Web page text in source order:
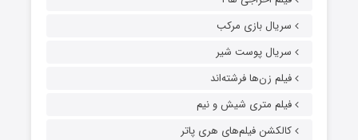
سریال بازی مرکب
سریال پوست شیر
فیلم زن‌ها فرشته‌اند
فیلم متری شیش و نیم
کالکشن فیلم‌های هری پاتر